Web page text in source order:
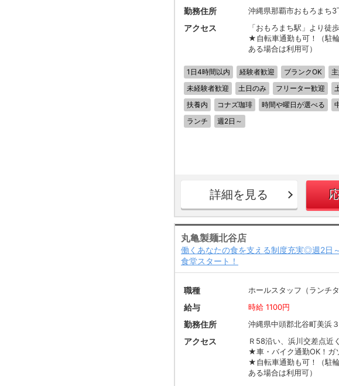
勤務住所 沖縄県那覇市おもろまち
アクセス
「おもろまち駅」より徒
★自転車通勤も可！（駐
ある場合は利用可）
1日4時間以内 経験者歓迎 ブランクOK
未経験者歓迎
土日のみ フリーター歓迎
扶養内
コナズ珈琲 時間や曜日が選べる
ランチ
週2日～
詳細を見る
丸亀製麺北谷店
働くあなたの食を支える制度充実◎週2日
食堂スタート！
職種 ホールスタッフ（ランチタ
給与 時給 1100円
勤務住所 沖縄県中頭郡北谷町美浜
アクセス
Ｒ58沿い、浜川交差点近く
★車・バイク通勤OK！ガ
★自転車通勤も可！（駐
ある場合は利用可）